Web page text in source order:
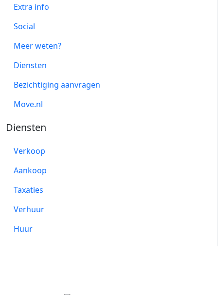
Extra info
Social
Meer weten?
Diensten
Bezichtiging aanvragen
Move.nl
Diensten
Verkoop
Aankoop
Taxaties
Verhuur
Huur